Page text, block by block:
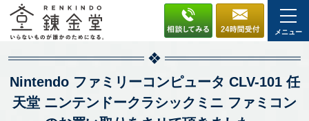
メニュー
Nintendo ファミリーコンピュータ CLV-101 任
天堂 ニンテンドークラシックミニ ファミコン